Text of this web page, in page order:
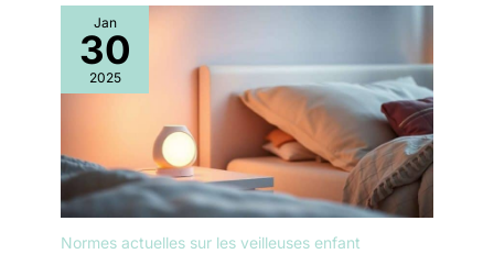
Jan
30
2025
Normes actuelles sur les veilleuses enfant